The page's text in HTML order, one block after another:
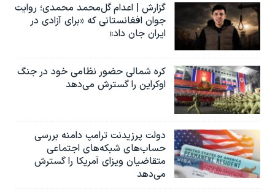
گزارش | اعدام گل‌محمد محمدی؛ روایت
جوان افغانستانی که «برای آزادی در
ایران جان داد»
کره شمالی حضور نظامی خود در جنگ
اوکراین را گسترش می‌دهد
دولت پرزیدنت ترامپ دامنه بررسی
حساب‌های شبکه‌های اجتماعی
متقاضیان ویزای آمریکا را گسترش
می‌دهد